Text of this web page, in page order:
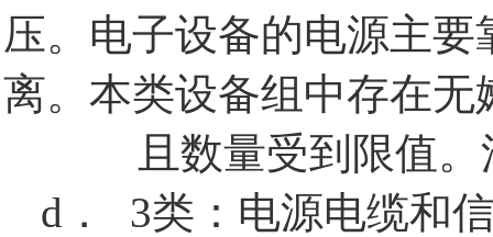
压。电子设备的电源主
离。本类设备组中存在
且数量受到限值
d．
3类：电源电缆和